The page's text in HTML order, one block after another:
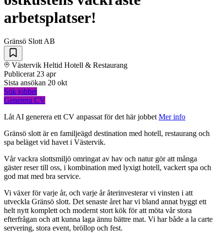
arbetsplatser!
Gränsö Slott AB
Västervik Heltid Hotell & Restaurang
Publicerat 23 apr
Sista ansökan 20 okt
Sök jobbet
Generera CV
Låt AI generera ett CV anpassat för det här jobbet Mer info
Gränsö slott är en familjeägd destination med hotell, restaurang och
spa beläget vid havet i Västervik.
Vår vackra slottsmiljö omringat av hav och natur gör att många
gäster reser till oss, i kombination med lyxigt hotell, vackert spa och
god mat med bra service.
Vi växer för varje år, och varje år återinvesterar vi vinsten i att
utveckla Gränsö slott. Det senaste året har vi bland annat byggt ett
helt nytt komplett och modernt stort kök för att möta vår stora
efterfrågan och att kunna laga ännu bättre mat. Vi har både a la carte
servering, stora event, bröllop och fest.